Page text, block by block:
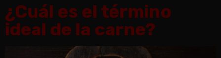
¿Cuál es el término
ideal de la carne?